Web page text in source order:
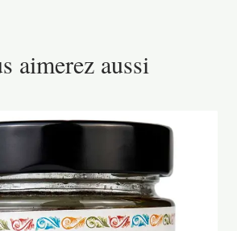
aimerez aussi